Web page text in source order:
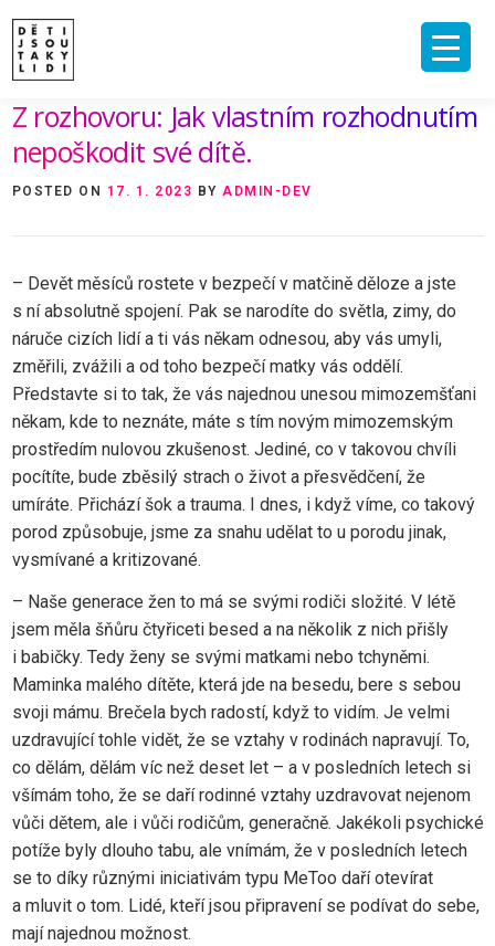
content
ÚVOD
O MNĚ A O PROJEKTU
NAKLADATELSTVÍ
VIDEA A ROZHOVORY
PODPOŘIT
KONTAKT
Z rozhovoru: Jak vlastním rozhodnutím
nepoškodit své dítě.
POSTED ON 17. 1. 2023 BY ADMIN-DEV
– Devět měsíců rostete v bezpečí v matčině děloze a jste
s ní absolutně spojení. Pak se narodíte do světla, zimy, do
náruče cizích lidí a ti vás někam odnesou, aby vás umyli,
změřili, zvážili a od toho bezpečí matky vás oddělí.
Představte si to tak, že vás najednou unesou mimozemšťani
někam, kde to neznáte, máte s tím novým mimozemským
prostředím nulovou zkušenost. Jediné, co v takovou chvíli
pocítíte, bude zběsilý strach o život a přesvědčení, že
umíráte. Přichází šok a trauma. I dnes, i když víme, co takový
porod způsobuje, jsme za snahu udělat to u porodu jinak,
vysmívané a kritizované.
– Naše generace žen to má se svými rodiči složité. V létě
jsem měla šňůru čtyřiceti besed a na několik z nich přišly
i babičky. Tedy ženy se svými matkami nebo tchyněmi.
Maminka malého dítěte, která jde na besedu, bere s sebou
svoji mámu. Brečela bych radostí, když to vidím. Je velmi
uzdravující tohle vidět, že se vztahy v rodinách napravují. To,
co dělám, dělám víc než deset let – a v posledních letech si
všímám toho, že se daří rodinné vztahy uzdravovat nejenom
vůči dětem, ale i vůči rodičům, generačně. Jakékoli psychické
potíže byly dlouho tabu, ale vnímám, že v posledních letech
se to díky různými iniciativám typu MeToo daří otevírat
a mluvit o tom. Lidé, kteří jsou připravení se podívat do sebe,
mají najednou možnost.